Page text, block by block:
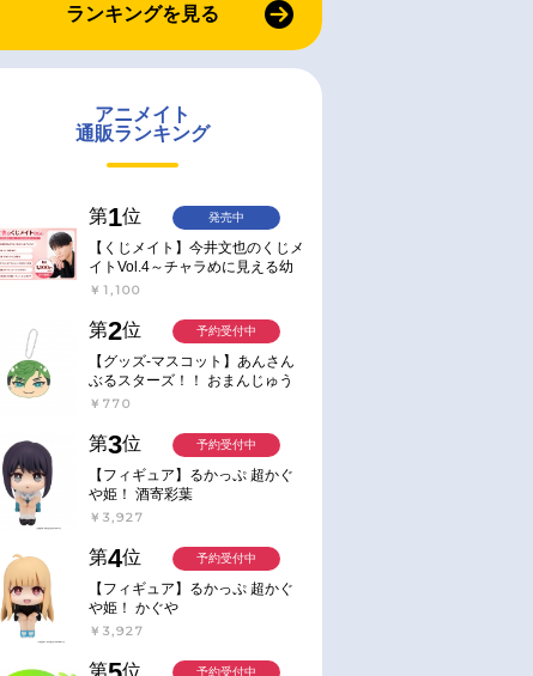
ランキングを見る
アニメイト
通販ランキング
第1位
【くじメイト】今井文也のくじメ
イトVol.4～チャラめに見える幼
馴染、実は一途で独占欲が強いん
￥1,100
発売中
第2位
【グッズ-マスコット】あんさん
ぶるスターズ！！ おまんじゅう
にぎにぎマスコット ねくすと2
￥770
予約受付中
第3位
【フィギュア】るかっぷ 超かぐ
や姫！ 酒寄彩葉
￥3,927
予約受付中
第4位
【フィギュア】るかっぷ 超かぐ
や姫！ かぐや
￥3,927
予約受付中
第 位 予約受付中